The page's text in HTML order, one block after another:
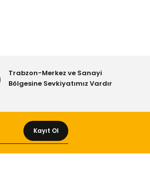
Trabzon-Merkez ve Sanayi
Bölgesine Sevkiyatımız Vardır
Kayıt Ol